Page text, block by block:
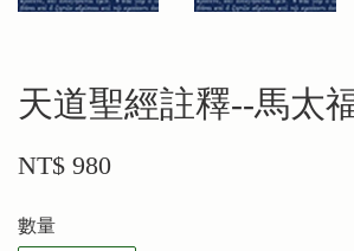
天道聖經註釋--馬太
NT$ 980
數量